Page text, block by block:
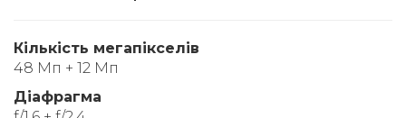
Кількість мегапікселів
48 Мп + 12 Мп
Діафрагма